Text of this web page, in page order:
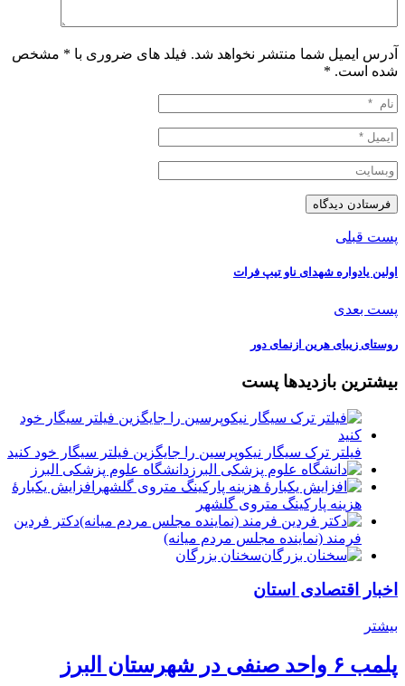
آدرس ایمیل شما منتشر نخواهد شد. فیلد های ضروری با * مشخص
شده است. *
پست قبلی
اولین یادواره شهدای ناو تیپ فرات
پست بعدی
روستای زیبای هرین ازنمای دور
بیشترین بازدیدها پست
فیلتر ترک سیگار نیکوپرسین را جایگزین فیلتر سیگار خود کنید
دانشگاه علوم پزشکی البرز
افزایش یکبارۀ
هزینه پارکینگ متروی گلشهر
دكتر فردين
فرمند (نماينده مجلس مردم میانه)
سخنان بزرگان
اخبار اقتصادی استان
بیشتر
پلمب ۶ واحد صنفی در شهرستان البرز